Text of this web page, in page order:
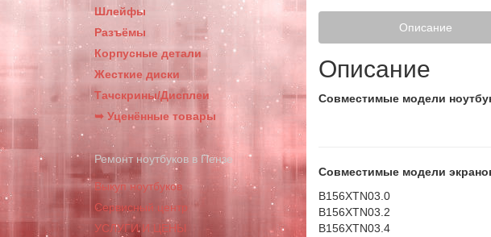
Шлейфы
Разъёмы
Корпусные детали
Жесткие диски
Тачскрины/Дисплеи
➥ Уценённые товары
Ремонт ноутбуков в Пензе
Выкуп ноутбуков
Сервисный центр
УСЛУГИ И ЦЕНЫ
Описание
Описание
Совместимые модели
Совместимые модели
B156XTN03.0
B156XTN03.2
B156XTN03.4